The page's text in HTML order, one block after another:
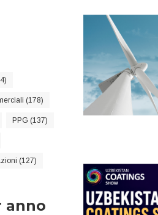
(178)
PPG (137)
(127)
anno